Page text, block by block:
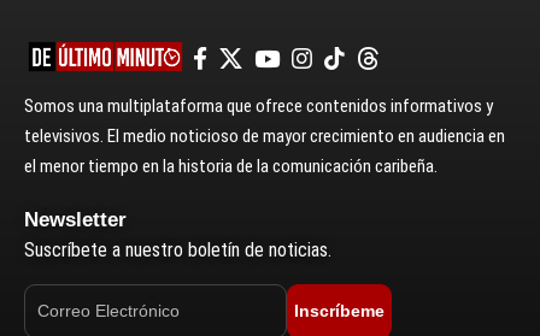
Somos una multiplataforma que ofrece contenidos informativos y
televisivos. El medio noticioso de mayor crecimiento en audiencia en
el menor tiempo en la historia de la comunicación caribeña.
Newsletter
Suscríbete a nuestro boletín de noticias.
Inscríbeme